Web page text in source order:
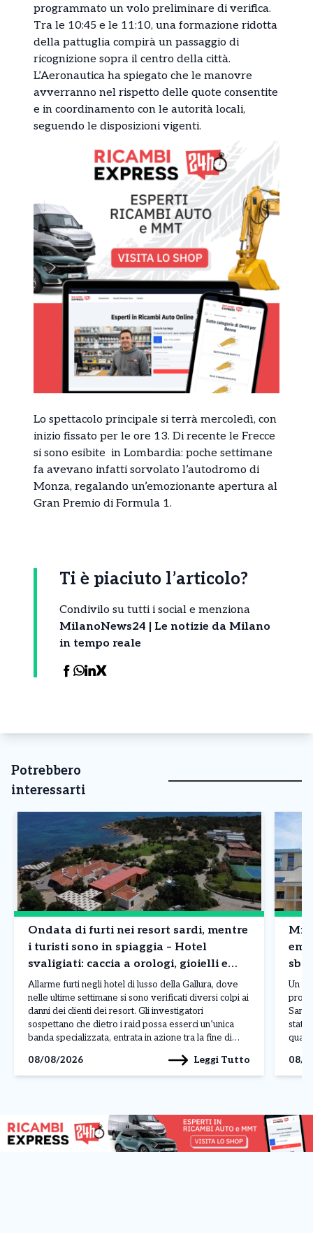
programmato un volo preliminare di verifica.
Tra le 10:45 e le 11:10, una formazione ridotta
della pattuglia compirà un passaggio di
ricognizione sopra il centro della città.
L’Aeronautica ha spiegato che le manovre
avverranno nel rispetto delle quote consentite
e in coordinamento con le autorità locali,
seguendo le disposizioni vigenti.
Lo spettacolo principale si terrà mercoledì, con
inizio fissato per le ore 13. Di recente le Frecce
si sono esibite in Lombardia: poche settimane
fa avevano infatti sorvolato l’autodromo di
Monza, regalando un’emozionante apertura al
Gran Premio di Formula 1.
Ti è piaciuto l’articolo?
Condivilo su tutti i social e menziona
MilanoNews24 | Le notizie da Milano
in tempo reale
Potrebbero
interessarti
Ondata di furti nei resort sardi, mentre
i turisti sono in spiaggia – Hotel
svaligiati: caccia a orologi, gioielli e
borse
Allarme furti negli hotel di lusso della Gallura, dove
nelle ultime settimane si sono verificati diversi colpi ai
danni dei clienti dei resort. Gli investigatori
sospettano che dietro i raid possa esserci un’unica
banda specializzata, entrata in azione tra la fine di
della costa sarda. L’ultimo […]
08/08/2026 Leggi Tutto
Un
San
stato
delle
08/